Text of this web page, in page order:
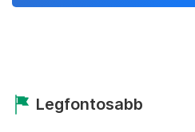
Legfontosabb